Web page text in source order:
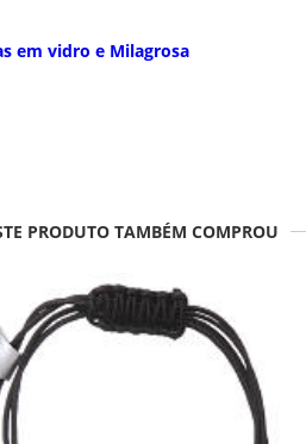
em vidro e Milagrosa
PRODUTO TAMBÉM COMPROU